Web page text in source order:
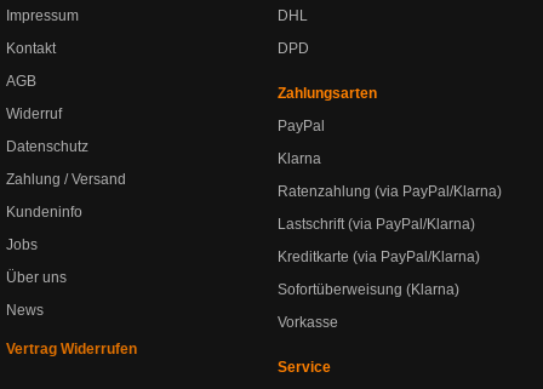
Impressum
Kontakt
AGB
Widerruf
Datenschutz
Zahlung / Versand
Kundeninfo
Jobs
Über uns
News
Vertrag Widerrufen
DHL
DPD
Zahlungsarten
PayPal
Klarna
Ratenzahlung (via PayPal/Klarna)
Lastschrift (via PayPal/Klarna)
Kreditkarte (via PayPal/Klarna)
Sofortüberweisung (Klarna)
Vorkasse
Service